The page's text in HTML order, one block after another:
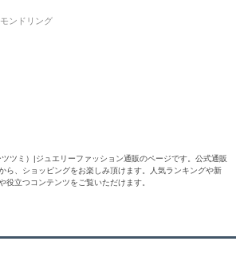
ンドリング
ツミ）|ジュエリーファッション通販のページです。公式通販
ら、ショッピングをお楽しみ頂けます。人気ランキングや新
役立つコンテンツをご覧いただけます。